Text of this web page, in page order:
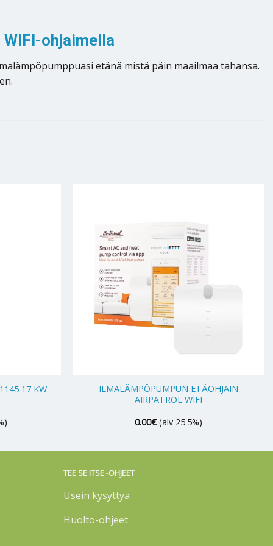
ohjaimella
etänä mistä päin maailmaa tahansa.
17 KW
ILMALÄMPÖPUMPUN ETÄOHJAIN
AIRPATROL WIFI
0.00€ (alv 25.5%)
TEE SE ITSE -OHJEET
Usein kysyttyä
Huolto-ohjeet